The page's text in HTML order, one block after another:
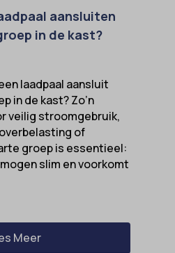
aansluiten
in de kast?
laadpaal aansluit
in de kast? Zo’n
veilig stroomgebruik,
of
groep is essentieel:
slim en voorkomt
Meer